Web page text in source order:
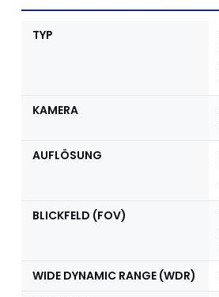
TYP
KAMERA
AUFLÖSUNG
BLICKFELD (FOV)
WIDE DYNAMIC RANGE (WDR)